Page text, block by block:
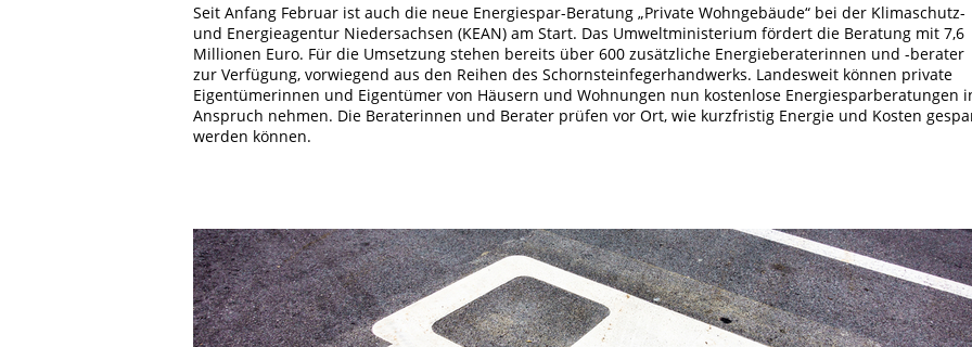
Seit Anfang Februar ist auch die neue Energiespar-Beratung „Private Wohngebäude“ bei der Klimaschutz-
und Energieagentur Niedersachsen (KEAN) am Start. Das Umweltministerium fördert die Beratung mit 7,6
Millionen Euro. Für die Umsetzung stehen bereits über 600 zusätzliche Energieberaterinnen und -berater
zur Verfügung, vorwiegend aus den Reihen des Schornsteinfegerhandwerks. Landesweit können private
Eigentümerinnen und Eigentümer von Häusern und Wohnungen nun kostenlose Energiesparberatungen
Anspruch nehmen. Die Beraterinnen und Berater prüfen vor Ort, wie kurzfristig Energie und Kosten
werden können.